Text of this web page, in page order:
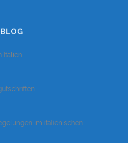
Italien
im italienischen